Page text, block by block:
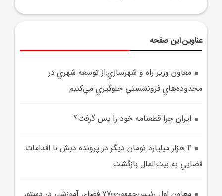
عناوین این صفحه
معاون وزير راه و شهرسازي:از توسعه شهري در
محدوده‌هاي فرونشستي جلوگيري مي‌کنيم
ایران چرا قطعنامه خود را پس گرفت؟
4 هزار ميليارد تومان ديگر در پرونده دبش با اقدامات
قضايي به بيت‌المال بازگشت